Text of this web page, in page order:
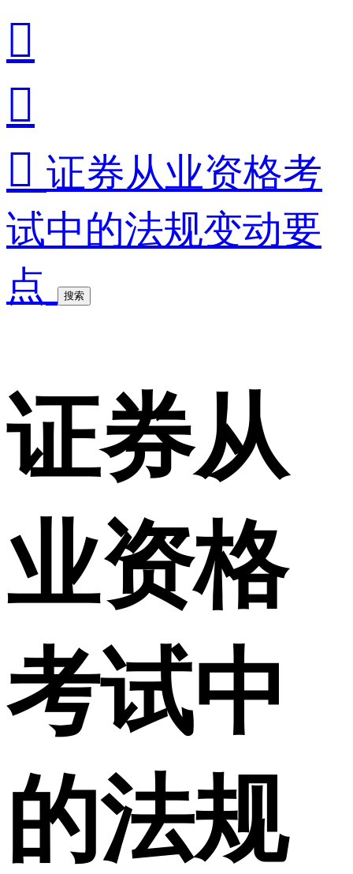


 证券从业资格考
试中的法规变动要
点
搜索
证券从
业资格
考试中
的法规